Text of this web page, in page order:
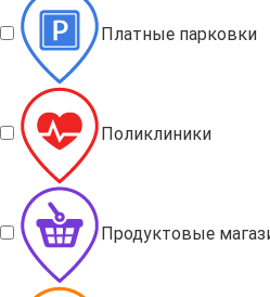
Платные парковки
Поликлиники
Продуктовые